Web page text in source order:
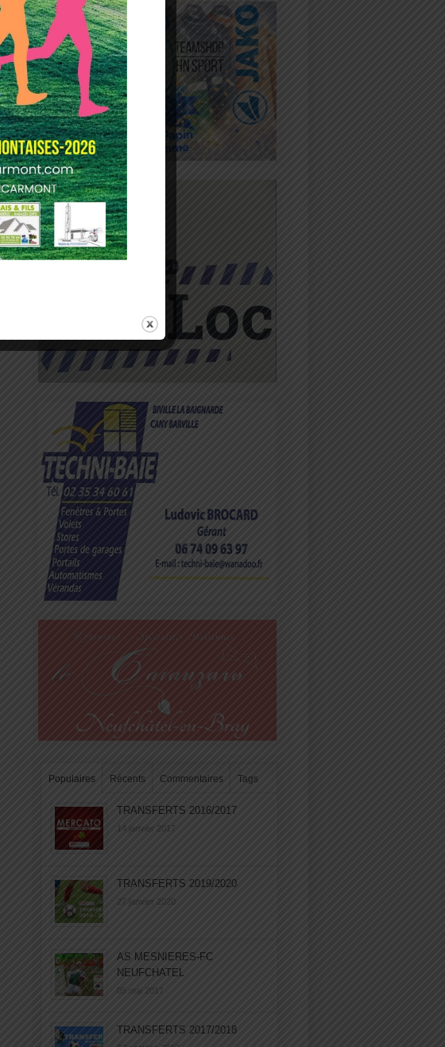
Populaires Récents Commentaires Tags
TRANSFERTS 2016/2017
14 janvier 2017
TRANSFERTS 2019/2020
27 janvier 2020
AS MESNIERES-FC
NEUFCHATEL
05 mai 2017
TRANSFERTS 2017/2018